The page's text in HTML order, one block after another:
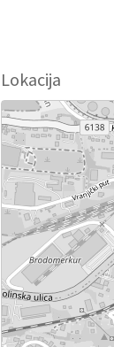
Lokacija